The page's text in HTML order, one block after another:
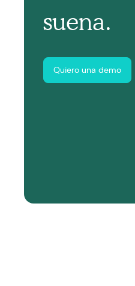
suena.
Quiero una demo